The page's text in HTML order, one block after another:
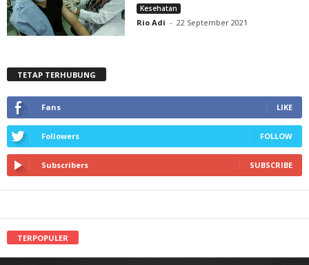
Kesehatan
Rio Adi - 22 September 2021
TETAP TERHUBUNG
Fans LIKE
Followers FOLLOW
Subscribers SUBSCRIBE
TERPOPULER